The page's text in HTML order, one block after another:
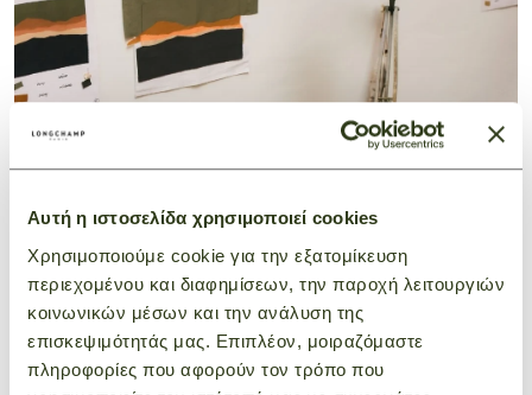
Αυτή η ιστοσελίδα χρησιμοποιεί cookies
Χρησιμοποιούμε cookie για την εξατομίκευση
περιεχομένου και διαφημίσεων, την παροχή λειτουργιών
κοινωνικών μέσων και την ανάλυση της
επισκεψιμότητάς μας. Επιπλέον, μοιραζόμαστε
πληροφορίες που αφορούν τον τρόπο που